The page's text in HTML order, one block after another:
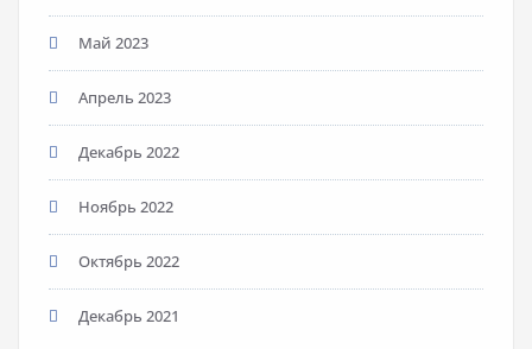
Май 2023
Апрель 2023
Декабрь 2022
Ноябрь 2022
Октябрь 2022
Декабрь 2021